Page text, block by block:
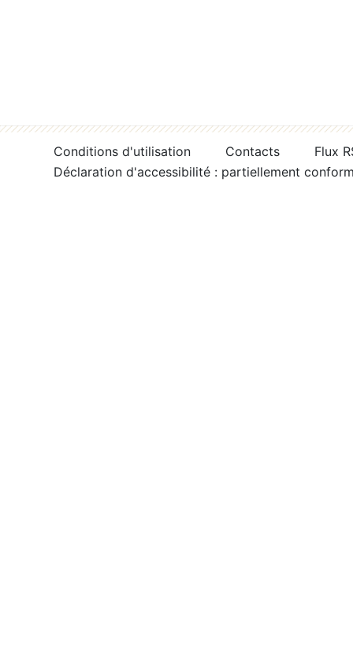
Conditions d'utilisation Contacts
Flux
Déclaration d'accessibilité : partiellement